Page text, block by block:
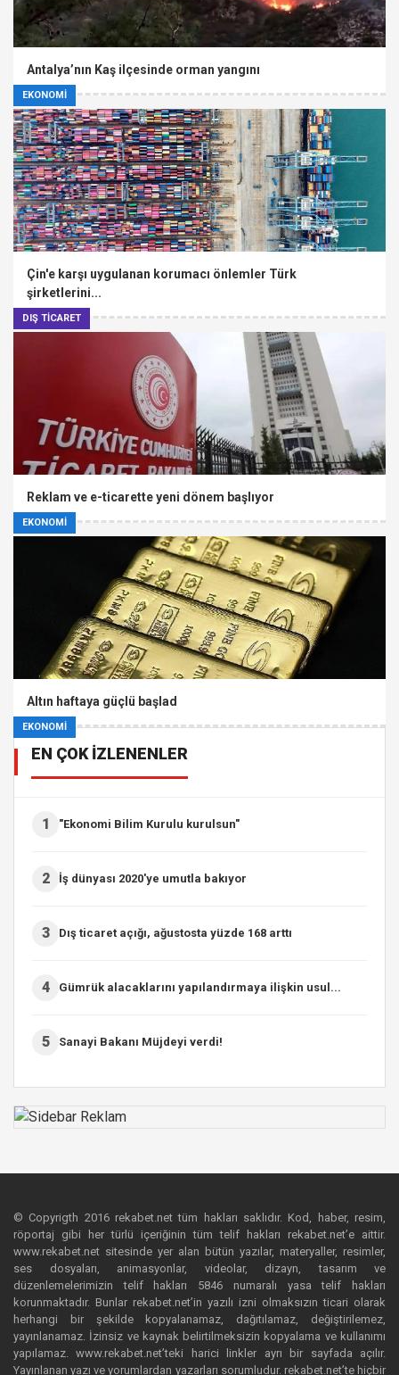
EKONOMİ
Antalya’nın Kaş ilçesinde orman yangını
DIŞ TİCARET
Çin'e karşı uygulanan korumacı önlemler Türk
şirketlerini...
EKONOMİ
Reklam ve e-ticarette yeni dönem başlıyor
EKONOMİ
Altın haftaya güçlü başlad
EN ÇOK İZLENENLER
1 "Ekonomi Bilim Kurulu kurulsun"
2 İş dünyası 2020'ye umutla bakıyor
3 Dış ticaret açığı, ağustosta yüzde 168 arttı
4 Gümrük alacaklarını yapılandırmaya ilişkin usul...
5 Sanayi Bakanı Müjdeyi verdi!
© Copyrigth 2016 rekabet.net tüm hakları saklıdır. Kod, haber, resim,
röportaj gibi her türlü içeriğinin tüm telif hakları rekabet.net’e aittir.
www.rekabet.net sitesinde yer alan bütün yazılar, materyaller, resimler,
ses dosyaları, animasyonlar, videolar, dizayn, tasarım ve
düzenlemelerimizin telif hakları 5846 numaralı yasa telif hakları
korunmaktadır. Bunlar rekabet.net’in yazılı izni olmaksızın ticari olarak
herhangi bir şekilde kopyalanamaz, dağıtılamaz, değiştirilemez,
yayınlanamaz. İzinsiz ve kaynak belirtilmeksizin kopyalama ve kullanımı
yapılamaz. www.rekabet.net’teki harici linkler ayrı bir sayfada açılır.
Yayınlanan yazı ve yorumlardan yazarları sorumludur. rekabet.net’te hiçbir